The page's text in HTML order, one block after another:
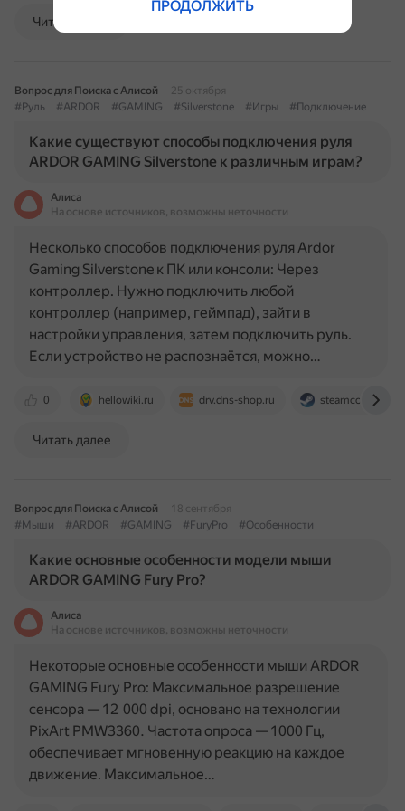
Читать далее
Вопрос для Поиска с Алисой
25 октября
#Руль
#ARDOR #GAMING #Silverstone #Игры #Подключение
Какие существуют способы подключения руля
ARDOR GAMING Silverstone к различным играм?
Алиса
На основе источников, возможны неточности
0 hellowiki.ru drv.dns-shop.ru
Несколько способов подключения руля Ardor
Gaming Silverstone к ПК или консоли: Через
контроллер. Нужно подключить любой
контроллер (например, геймпад), зайти в
настройки управления, затем подключить руль.
Если устройство не распознаётся, можно…
Читать далее
Вопрос для Поиска с Алисой
18 сентября
#Мыши
#ARDOR #GAMING #FuryPro #Особенности
Какие основные особенности модели мыши
ARDOR GAMING Fury Pro?
Алиса
На основе источников, возможны неточности
Некоторые основные особенности мыши ARDOR
GAMING Fury Pro: Максимальное разрешение
сенсора — 12 000 dpi, основано на технологии
PixArt PMW3360. Частота опроса — 1000 Гц,
обеспечивает мгновенную реакцию на каждое
движение. Максимальное…
ПРОДОЛЖИТЬ